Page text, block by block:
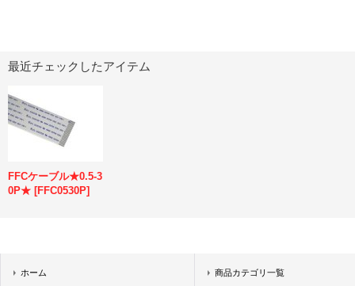
最近チェックしたアイテム
FFCケーブル★0.5-3
0P★ [FFC0530P]
ホーム 商品カテゴリ一覧